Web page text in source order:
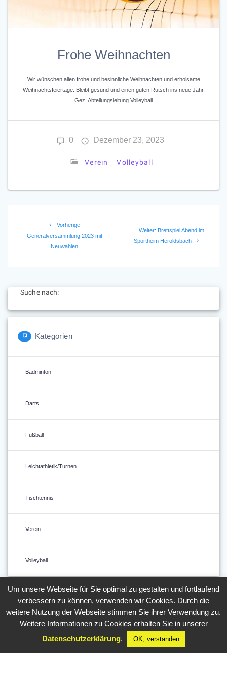
Frohe Weihnachten
Wir wünschen allen frohe und besinnliche Weihnachten und erholsame
Weihnachtsfeiertage. Bleibt gesund und einen guten Rutsch ins neue Jahr.
Gez. Abteilungsleitung Volleyball
0 Dezember 23, 2023
Verein Volleyball
Navigation
Vorherige:Vorheriger
Beitrag:
Generalversammlung 2023 mit
Neuwahlen
Weiter: Nächster
Beitrag:
Brettspiel Abend im
Sportheim Heroldsbach
Suche nach:
Kategorien
Badminton
Darts
Fußball
Leichtathletik/Turnen
Tischtennis
Verein
Volleyball
Um unsere Webseite für Sie optimal zu gestalten und fortlaufend
verbessern zu können, verwenden wir Cookies. Durch die
weitere Nutzung der Webseite stimmen Sie ihrer Verwendung zu.
Weitere Informationen zu Cookies erhalten Sie in unserer
Datenschutzerklärung. OK, verstanden